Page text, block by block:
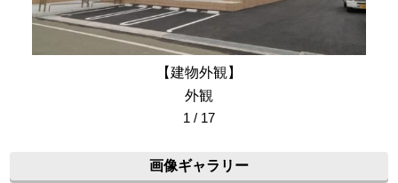
【建物外観】
外観
1 / 17
画像ギャラリー